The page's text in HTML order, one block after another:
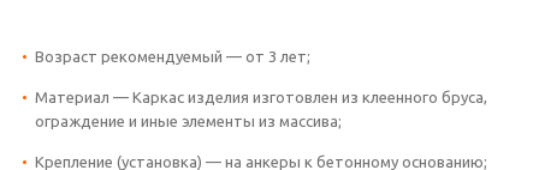
Возраст рекомендуемый — от 3 лет;
Материал — Каркас изделия изготовлен из клеенного бруса,
ограждение и иные элементы из массива;
Крепление (установка) — на анкеры к бетонному основанию;